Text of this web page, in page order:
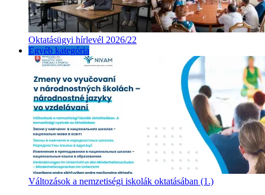
Oktatásügyi hírlevél 2026/22
Egyéb kategória
Változások a nemzetiségi iskolák oktatásában (1.)